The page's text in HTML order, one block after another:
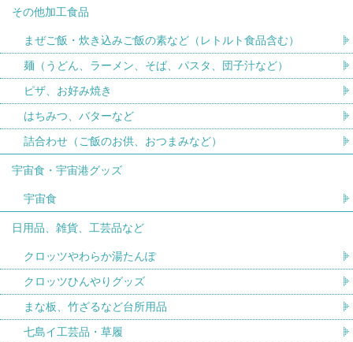
その他加工食品
まぜご飯・炊き込みご飯の素など（レトルト食品含む）
麺（うどん、ラーメン、そば、パスタ、団子汁など）
ピザ、お好み焼き
はちみつ、バターなど
詰合わせ（ご飯のお供、おつまみなど）
宇宙食・宇宙港グッズ
宇宙食
日用品、雑貨、工芸品など
クロッツやわらか湯たんぽ
クロッツひんやりグッズ
まな板、竹ざるなど台所用品
七島イ工芸品・草履